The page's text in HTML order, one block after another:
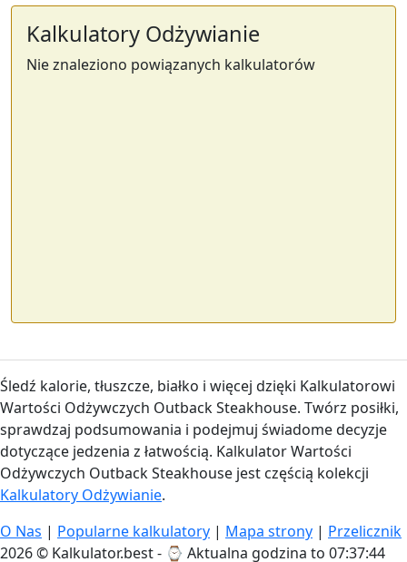
Kalkulatory Odżywianie
Nie znaleziono powiązanych kalkulatorów
Śledź kalorie, tłuszcze, białko i więcej dzięki Kalkulatorowi
Wartości Odżywczych Outback Steakhouse. Twórz posiłki,
sprawdzaj podsumowania i podejmuj świadome decyzje
dotyczące jedzenia z łatwością. Kalkulator Wartości
Odżywczych Outback Steakhouse jest częścią kolekcji
Kalkulatory Odżywianie.
O Nas | Popularne kalkulatory | Mapa strony | Przelicznik
2026 © Kalkulator.best - ⌚ Aktualna godzina to 07:37:44